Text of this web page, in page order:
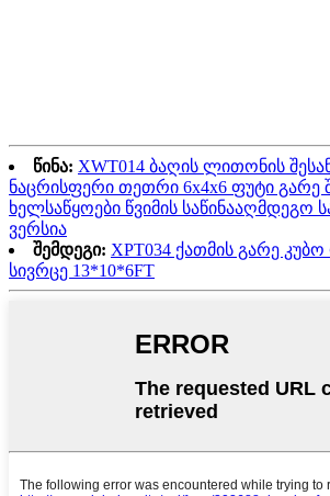
წინა: XWT014 ბაღის ლითონის
ნაცრისფერი თეთრი 6x4x6 ფუტი გარე
ხელსაწყოები წვიმის საწინააღმდეგო
ვერსია
შემდეგი: XPT034 ქათმის გარე
სივრცე 13*10*6FT